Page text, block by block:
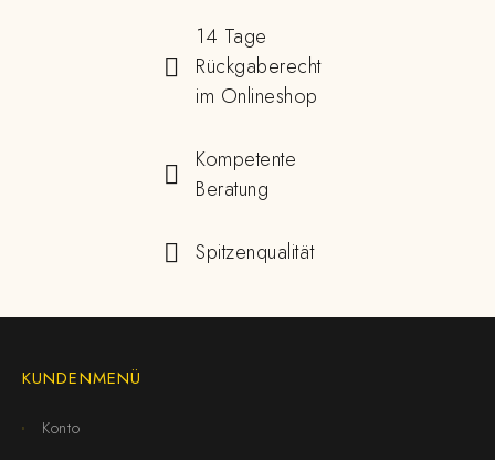
14 Tage
Rückgaberecht
im Onlineshop
Kompetente
Beratung
Spitzenqualität
KUNDENMENÜ
Konto